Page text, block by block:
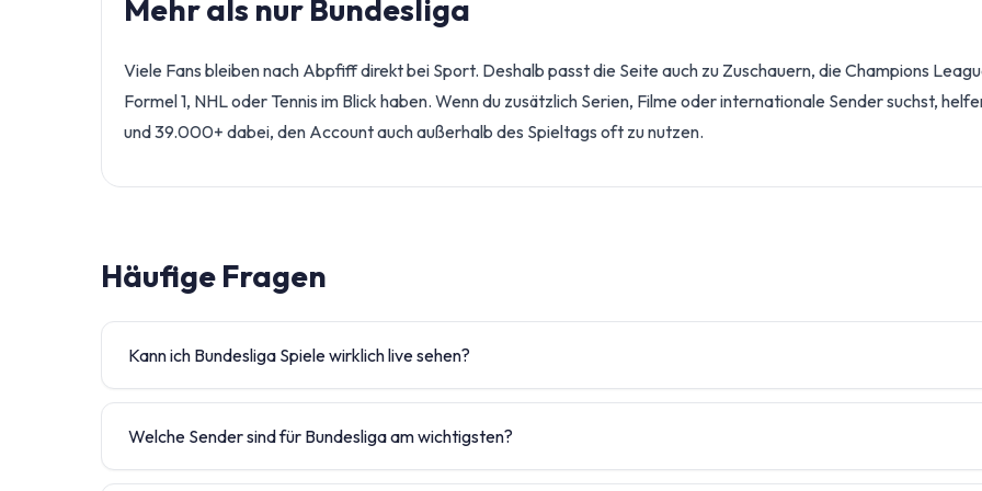
Mehr als nur Bundesliga
Viele Fans bleiben nach Abpfiff direkt bei Sport. Deshalb passt die Seite auch zu Zuschauern, die Champions
Formel 1, NHL oder Tennis im Blick haben. Wenn du zusätzlich Serien, Filme oder internationale Sender suchst,
und 39.000+ dabei, den Account auch außerhalb des Spieltags oft zu nutzen.
Häufige Fragen
Kann ich Bundesliga Spiele wirklich live sehen?
Ja, du kannst Bundesliga Spiele live sehen. Die Seite ist auf Fans ausgelegt, die Spieltage, Konferenz und
bekannte Sportsender verfolgen möchten. Dazu zählen Sender rund um Sky Sport Bundesliga, Sky Sport Top
Welche Sender sind für Bundesliga am wichtigsten?
Für Bundesliga sind vor allem Sky Sport Bundesliga, Sky Sport Top Event, DAZN 1 und DAZN 2 wichtig. Dazu